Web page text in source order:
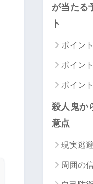
が当たる
ト
ポイン
ポイン
ポイン
殺人鬼か
意点
現実逃
周囲の